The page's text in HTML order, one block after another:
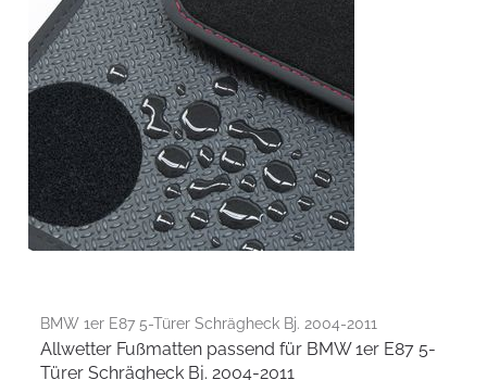
BMW 1er E87 5-Türer Schrägheck Bj. 2004-2011
Allwetter Fußmatten passend für BMW 1er E87 5-
Türer Schrägheck Bj. 2004-2011